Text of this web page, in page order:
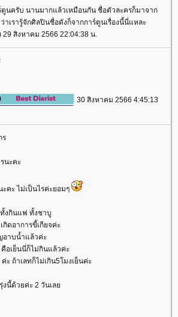
นครับ นานมากแล้วเหมือนกัน ชื่อตัวละครก็มาจาก
เรารู้จักศิลปินชื่อดังก็จากการ์ตูนเรื่องนี้นี่แหละ
29 สิงหาคม 2566 22:04:38 น.
30 สิงหาคม 2566 4:45:13
ร
นะคะ
ะ ไม่เป็นไรค่ะยอมๆ
งกินแฟ ทั้งชาบู
กิดอาการขี้เกียจค่ะ
อาบน้ำแล้วค่ะ
อเย็นนี่ก็ไม่กินแล้วค่ะ
ะ ถ้าเลทก็ไม่เกิน5โมงเย็นค่ะ
งนี้ด้วยค่ะ 2 วันเล